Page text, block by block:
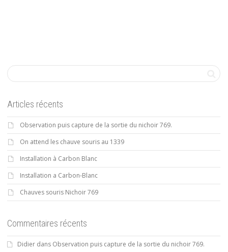
Articles récents
Observation puis capture de la sortie du nichoir 769.
On attend les chauve souris au 1339
Installation à Carbon Blanc
Installation a Carbon-Blanc
Chauves souris Nichoir 769
Commentaires récents
Didier dans Observation puis capture de la sortie du nichoir 769.